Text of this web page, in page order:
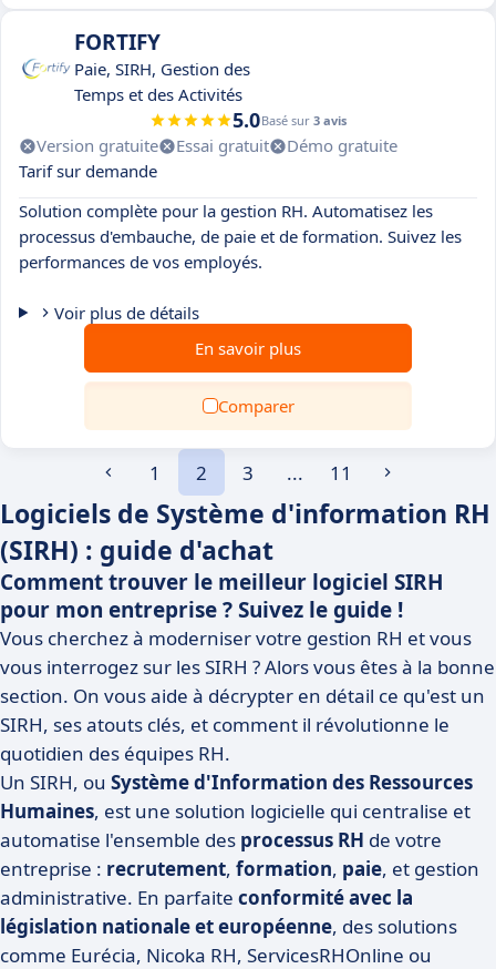
FORTIFY
Paie, SIRH, Gestion des
Temps et des Activités
5.0Basé sur 3 avis
Version gratuite Essai gratuit
Démo gratuite
Tarif sur demande
Solution complète pour la gestion RH. Automatisez les
processus d'embauche, de paie et de formation. Suivez les
performances de vos employés.
Voir plus de détails
En savoir plus
Comparer
1 2 3 ... 11
Logiciels de Système d'information RH
(SIRH) : guide d'achat
Comment trouver le meilleur logiciel SIRH
pour mon entreprise ? Suivez le guide !
Vous cherchez à moderniser votre gestion RH et vous
vous interrogez sur les SIRH ? Alors vous êtes à la bonne
section. On vous aide à décrypter en détail ce qu'est un
SIRH, ses atouts clés, et comment il révolutionne le
quotidien des équipes RH.
Un SIRH, ou Système d'Information des Ressources
Humaines, est une solution logicielle qui centralise et
automatise l'ensemble des processus RH de votre
entreprise : recrutement, formation, paie, et gestion
administrative. En parfaite conformité avec la
législation nationale et européenne, des solutions
comme Eurécia, Nicoka RH, ServicesRHOnline ou